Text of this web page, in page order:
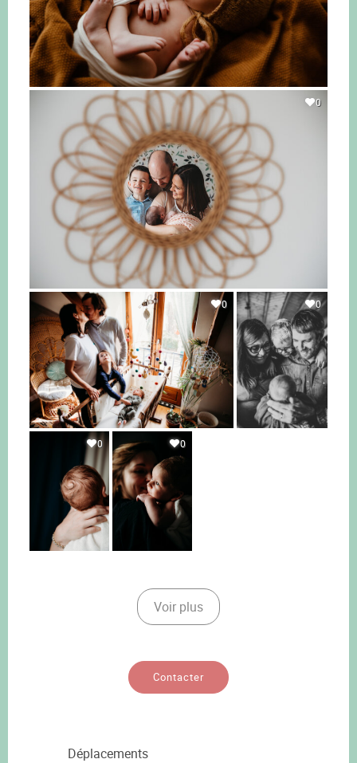
0
0 0
0 0
Voir plus
Contacter
Déplacements